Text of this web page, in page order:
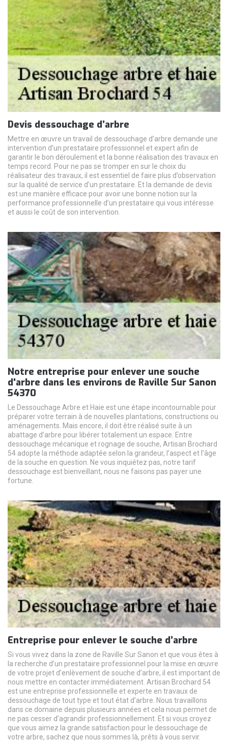
Devis dessouchage d’arbre
Mettre en œuvre un travail de dessouchage d’arbre demande une
intervention d’un prestataire professionnel et expert afin de
garantir le bon déroulement et la bonne réalisation des travaux en
temps record. Pour ne pas se tromper en sur le choix du
réalisateur des travaux, il est essentiel de faire plus d’observation
sur la qualité de service d’un prestataire. Et la demande de devis
est une manière efficace pour avoir une bonne notion sur la
performance professionnelle d’un prestataire qui vous intéresse
et aussi le coût de son intervention.
Notre entreprise pour enlever une souche
d'arbre dans les environs de Raville Sur Sanon
54370
Le Dessouchage Arbre et Haie est une étape incontournable pour
préparer votre terrain à de nouvelles plantations, constructions ou
aménagements. Mais encore, il doit être réalisé suite à un
abattage d’arbre pour libérer totalement un espace. Entre
dessouchage mécanique et rognage de souche, Artisan Brochard
54 adopte la méthode adaptée selon la grandeur, l’aspect et l’âge
de la souche en question. Ne vous inquiétez pas, notre tarif
dessouchage est bienveillant, nous ne faisons pas payer une
fortune.
Entreprise pour enlever le souche d’arbre
Si vous vivez dans la zone de Raville Sur Sanon et que vous êtes à
la recherche d’un prestataire professionnel pour la mise en œuvre
de votre projet d’enlèvement de souche d’arbre, il est important de
nous mettre en contacter immédiatement. Artisan Brochard 54
est une entreprise professionnelle et experte en travaux de
dessouchage de tout type et tout état d’arbre. Nous travaillons
dans ce domaine depuis plusieurs années et cela nous permet de
ne pas cesser d’agrandir professionnellement. Et si vous croyez
que vous aimez la grande satisfaction pour le dessouchage de
votre arbre, sachez que nous sommes là, prêts à vous servir.